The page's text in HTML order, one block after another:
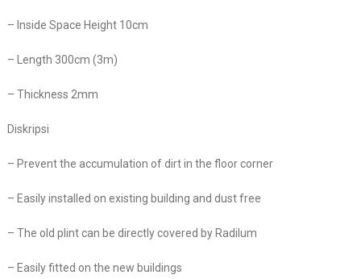
– Inside Space Height 10cm
– Length 300cm (3m)
– Thickness 2mm
Diskripsi
– Prevent the accumulation of dirt in the floor corner
– Easily installed on existing building and dust free
– The old plint can be directly covered by Radilum
– Easily fitted on the new buildings